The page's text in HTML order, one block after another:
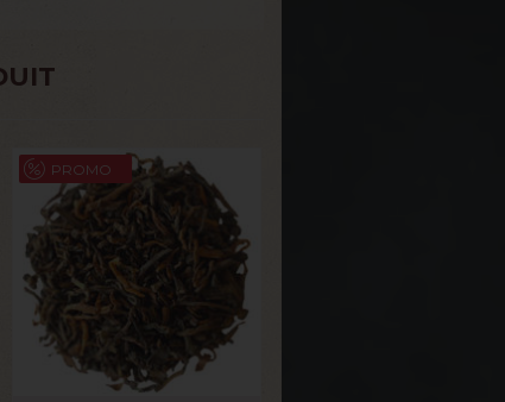
PROMO
VOIR LE PRODUIT